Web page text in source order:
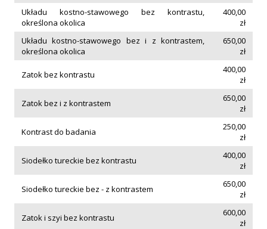
Układu kostno-stawowego bez kontrastu,
określona okolica
400,00
zł
Układu kostno-stawowego bez i z kontrastem,
określona okolica
650,00
zł
Zatok bez kontrastu
400,00
zł
Zatok bez i z kontrastem
650,00
zł
Kontrast do badania
250,00
zł
Siodełko tureckie bez kontrastu
400,00
zł
Siodełko tureckie bez - z kontrastem
650,00
zł
Zatok i szyi bez kontrastu
600,00
zł